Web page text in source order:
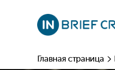
Главная страница